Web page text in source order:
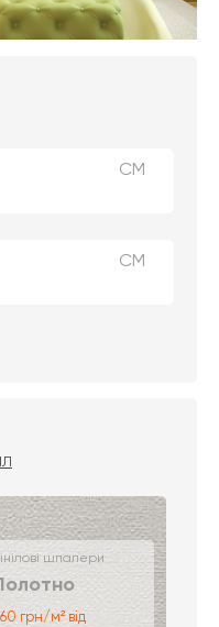
СМ
СМ
шпалери
грн/м² від